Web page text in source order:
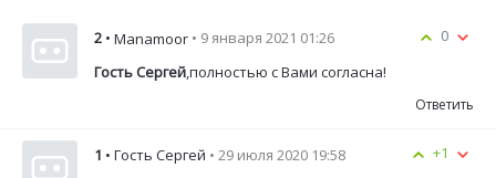
0
2 • Manamoor • 9 января 2021 01:26
Гость Сергей,полностью с Вами согласна!
Ответить
+1
1 • Гость Сергей • 29 июля 2020 19:58